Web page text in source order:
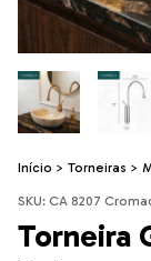
Início > Torneiras >
SKU: CA 8207
Torneira